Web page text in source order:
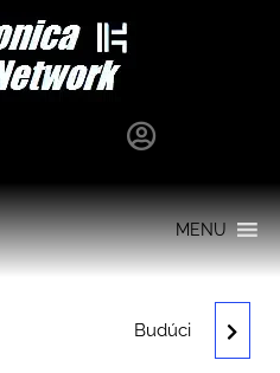
MENU
JT-RAD01-7317SW |
Budúci